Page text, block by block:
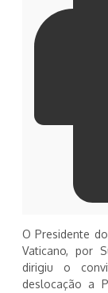
O Presidente
Vaticano, por
dirigiu o
deslocação a